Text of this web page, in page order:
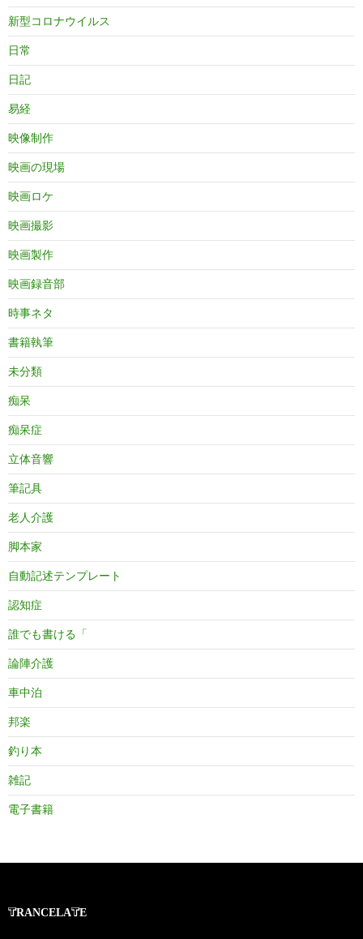
新型コロナウイルス
日常
日記
易経
映像制作
映画の現場
映画ロケ
映画撮影
映画製作
映画録音部
時事ネタ
書籍執筆
未分類
痴呆
痴呆症
立体音響
筆記具
老人介護
脚本家
自動記述テンプレート
認知症
誰でも書ける「
論陣介護
車中泊
邦楽
釣り本
雑記
電子書籍
TRANCELATE